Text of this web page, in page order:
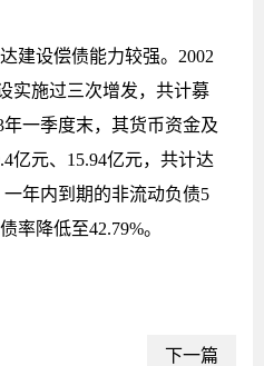
建设偿债能力较强。2002
实施过三次增发，共计募
年一季度末，其货币资金及
亿元、15.94亿元，共计达
年内到期的非流动负债5
率降低至42.79%。
下一篇